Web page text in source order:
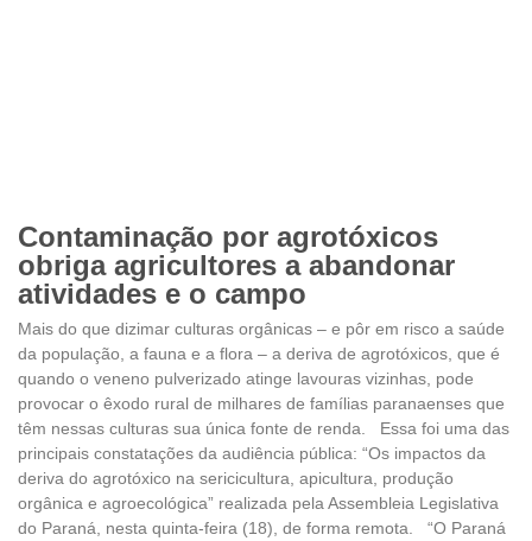
Contaminação por agrotóxicos
obriga agricultores a abandonar
atividades e o campo
Mais do que dizimar culturas orgânicas – e pôr em risco a saúde
da população, a fauna e a flora – a deriva de agrotóxicos, que é
quando o veneno pulverizado atinge lavouras vizinhas, pode
provocar o êxodo rural de milhares de famílias paranaenses que
têm nessas culturas sua única fonte de renda. Essa foi uma das
principais constatações da audiência pública: “Os impactos da
deriva do agrotóxico na sericicultura, apicultura, produção
orgânica e agroecológica” realizada pela Assembleia Legislativa
do Paraná, nesta quinta-feira (18), de forma remota. “O Paraná